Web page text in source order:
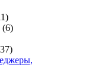
(6)